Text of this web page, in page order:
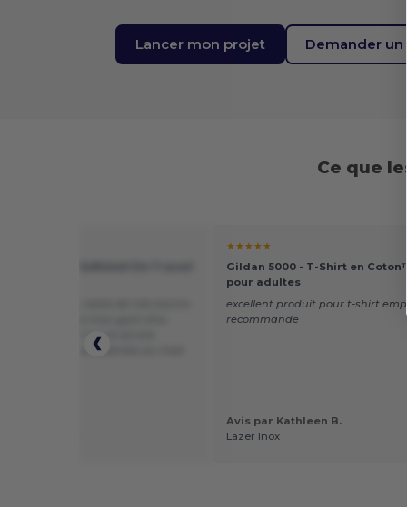
Lancer mon projet Demander un
Ce que
étoiles est sur le service
qui ne répond jamais au mail
★★★★★
Gildan 5000 - T-Shirt en
pour adultes
excellent produit pour t-shirt
recommande
Avis par Kathleen B.
Lazer Inox